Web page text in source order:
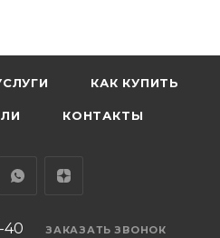
КАК КУПИТЬ
КОНТАКТЫ
40 ЗАКАЗАТЬ ЗВОНОК